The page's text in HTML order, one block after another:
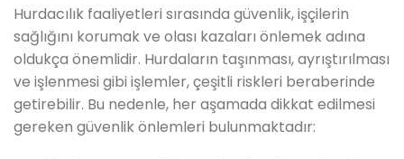
Hurdacılık faaliyetleri sırasında güvenlik, işçilerin
sağlığını korumak ve olası kazaları önlemek adına
oldukça önemlidir. Hurdaların taşınması, ayrıştırılması
ve işlenmesi gibi işlemler, çeşitli riskleri beraberinde
getirebilir. Bu nedenle, her aşamada dikkat edilmesi
gereken güvenlik önlemleri bulunmaktadır: